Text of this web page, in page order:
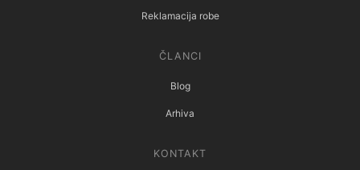
Reklamacija robe
ČLANCI
Blog
Arhiva
KONTAKT